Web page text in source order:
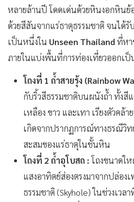
หลายล้านปี โดดเด่นด้วยหินงอกหินย้
ด้วยสีสันจากแร่ธาตุธรรมชาติ จนได้รั
เป็นหนึ่งใน Unseen Thailand ที่หา
ภายในแบ่งพื้นที่การท่องเที่ยวออกเป็
โถงที่ 1 ถ้ำสายรุ้ง (Rainbow
กับริ้วสีธรรมชาติบนผนังถ้ำ ทั้งสี
เหลือง ขาว และเทา เรียงตัวคล้า
เกิดจากปรากฏการณ์ทางธรณีวิท
สะสมของแร่ธาตุในชั้นหิน
โถงที่ 2 ถ้ำอุโบสถ :โถงขนาดใ
แสงอาทิตย์ส่องตรงมาจากปล่อง
ธรรมชาติ (Skyhole) ในช่วงเวล